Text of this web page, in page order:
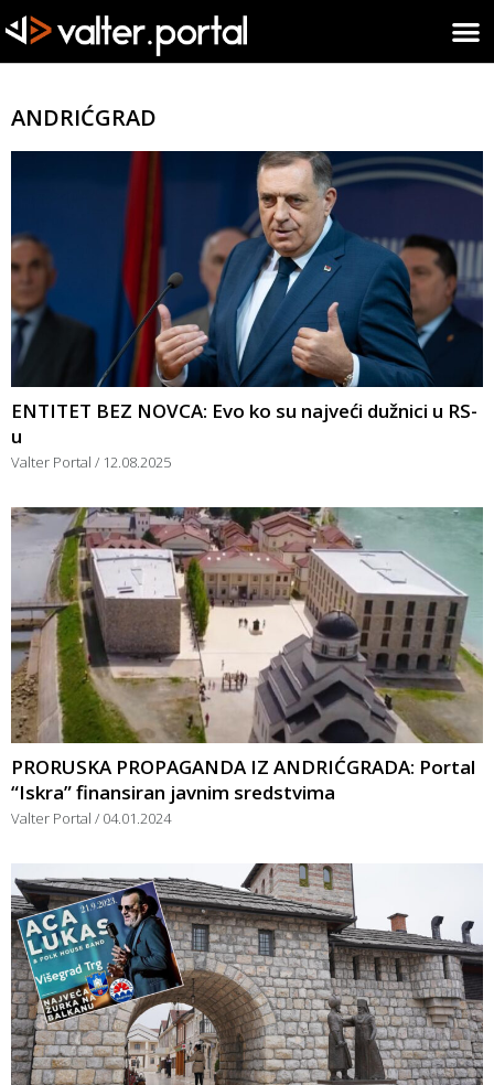
ANDRIĆGRAD
ENTITET BEZ NOVCA: Evo ko su najveći dužnici u RS-
u
Valter Portal 12.08.2025
PRORUSKA PROPAGANDA IZ ANDRIĆGRADA: Portal
“Iskra” finansiran javnim sredstvima
Valter Portal 04.01.2024